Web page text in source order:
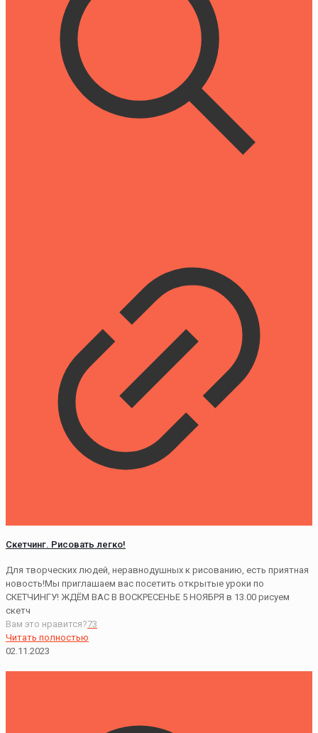
Скетчинг. Рисовать легко!
Для творческих людей, неравнодушных к рисованию, есть приятная
новость!Мы приглашаем вас посетить открытые уроки по
СКЕТЧИНГУ! ЖДЁМ ВАС В ВОСКРЕСЕНЬЕ 5 НОЯБРЯ в 13.00 рисуем
скетч
Вам это нравится?73
Читать полностью
02.11.2023